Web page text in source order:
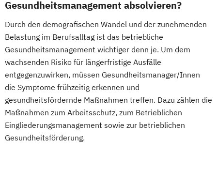
Ernährungsfachwirt/in
Fachberater für Nahrungsergänzungsmittel
Fachkraft für Betriebliches
Gesundheitsmanagement
Fachtrainer/in für Sportrehabilitation
Fachwirt/in für Prävention und
Fachwirt/in im Gesundheits- und
Sozialwesen (IHK)
Gesundheitsmanagement absolvieren?
Durch den demografischen Wandel und der zunehmenden
Belastung im Berufsalltag ist das betriebliche
Gesundheitsmanagement wichtiger denn je. Um dem
wachsenden Risiko für längerfristige Ausfälle
entgegenzuwirken, müssen Gesundheitsmanager/Innen
die Symptome frühzeitig erkennen und
gesundheitsfördernde Maßnahmen treffen. Dazu zählen die
Maßnahmen zum Arbeitsschutz, zum Betrieblichen
Eingliederungsmanagement sowie zur betrieblichen
Gesundheitsförderung.